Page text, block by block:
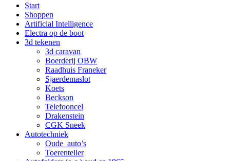
Start
Shoppen
Artificial Intelligence
Electra op de boot
3d tekenen
3d caravan
Boerderij OBW
Raadhuis Franeker
Sjaerdemaslot
Koets
Beckson
Telefooncel
Drakenstein
CGK Sneek
Autotechniek
Oude_auto’s
Toerenteller